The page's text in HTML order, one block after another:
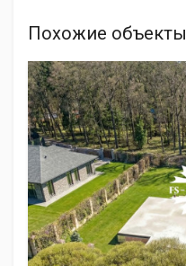
Похожие объекты